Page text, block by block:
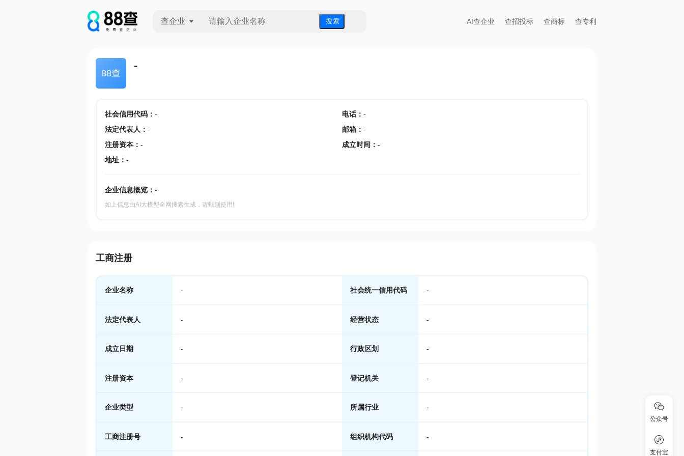
查企业 搜 索 AI查企业 查招投标 查商标 查专利
88查
-
社会信用代码： - 电话： -
法定代表人 ： - 邮箱 ： -
注册资本： - 成立时间 ： -
地址： -
企业信息概览： -
如上信息由AI大模型全网搜索生成，请甄别使用!
工商注册
企业名称 - 社会统一信用代码 -
法定代表人 - 经营状态 -
成立日期 - 行政区划 -
注册资本 - 登记机关 -
企业类型 - 所属行业 -
工商注册号 - 组织机构代码 -
公众号
支付宝